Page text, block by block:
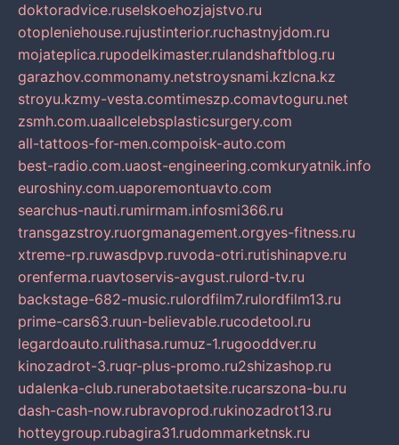
doktoradvice.ruselskoehozjajstvo.ru
otopleniehouse.rujustinterior.ruchastnyjdom.ru
mojateplica.rupodelkimaster.rulandshaftblog.ru
garazhov.commonamy.netstroysnami.kzlcna.kz
stroyu.kzmy-vesta.comtimeszp.comavtoguru.net
zsmh.com.uaallcelebsplasticsurgery.com
all-tattoos-for-men.compoisk-auto.com
best-radio.com.uaost-engineering.comkuryatnik.info
euroshiny.com.uaporemontuavto.com
searchus-nauti.rumirmam.infosmi366.ru
transgazstroy.ruorgmanagement.orgyes-fitness.ru
xtreme-rp.ruwasdpvp.ruvoda-otri.rutishinapve.ru
orenferma.ruavtoservis-avgust.rulord-tv.ru
backstage-682-music.rulordfilm7.rulordfilm13.ru
prime-cars63.ruun-believable.rucodetool.ru
legardoauto.rulithasa.rumuz-1.rugooddver.ru
kinozadrot-3.ruqr-plus-promo.ru2shizashop.ru
udalenka-club.runerabotaetsite.rucarszona-bu.ru
dash-cash-now.rubravoprod.rukinozadrot13.ru
hotteygroup.rubagira31.rudommarketnsk.ru